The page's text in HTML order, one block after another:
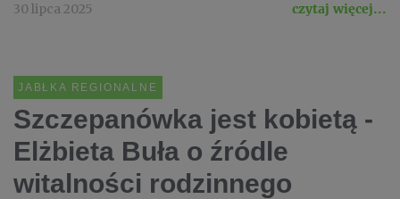
30 lipca 2025 czytaj więcej...
JABŁKA REGIONALNE
Szczepanówka jest kobietą -
Elżbieta Buła o źródle
witalności rodzinnego